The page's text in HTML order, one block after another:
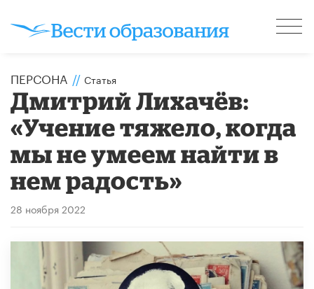
ПЕРСОНА // Статья
Дмитрий Лихачёв:
«Учение тяжело, когда
мы не умеем найти в
нем радость»
28 ноября 2022